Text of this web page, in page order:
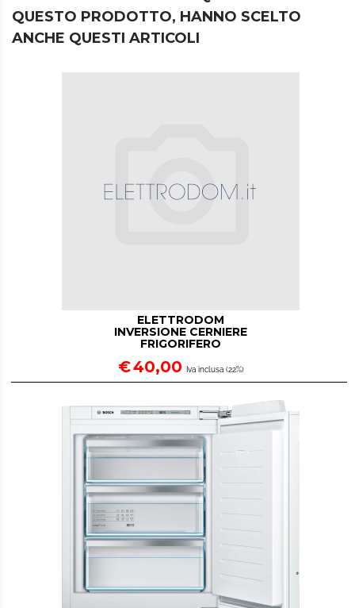
QUESTO PRODOTTO, HANNO SCELTO
ANCHE QUESTI ARTICOLI
ELETTRODOM
INVERSIONE CERNIERE
FRIGORIFERO
€40,00 Iva inclusa (22%)